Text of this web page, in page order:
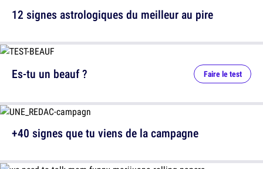
12 signes astrologiques du meilleur au pire
Es-tu un beauf ? Faire le test
+40 signes que tu viens de la campagne